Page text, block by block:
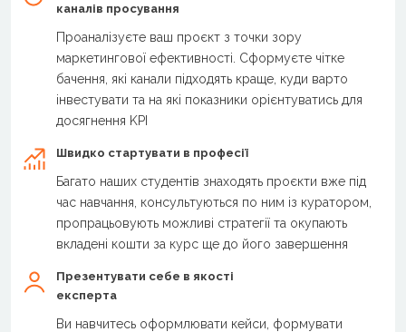
каналів просування
Проаналізуєте ваш проєкт з точки зору
маркетингової ефективності. Сформуєте чітке
бачення, які канали підходять краще, куди варто
інвестувати та на які показники орієнтуватись для
досягнення KPI
Швидко стартувати в професії
Багато наших студентів знаходять проєкти вже під
час навчання, консультуються по ним із куратором,
пропрацьовують можливі стратегії та окупають
вкладені кошти за курс ще до його завершення
Презентувати себе в якості
експерта
Ви навчитесь оформлювати кейси, формувати